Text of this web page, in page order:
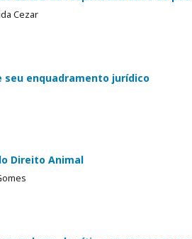
Cezar
seu enquadramento jurídico
Direito Animal